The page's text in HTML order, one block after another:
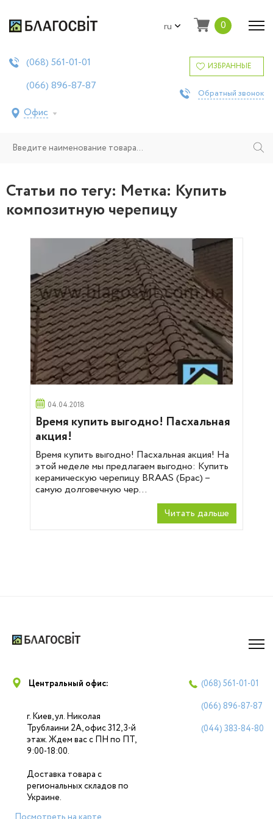
ru 0
(068) 561-01-01
(066) 896-87-87
Офис
ИЗБРАННЫЕ
Обратный звонок
Статьи по тегу: Метка: Купить
композитную черепицу
04.04.2018
Время купить выгодно! Пасхальная
акция!
Время купить выгодно! Пасхальная акция! На
этой неделе мы предлагаем выгодно: Купить
керамическую черепицу BRAAS (Брас) –
самую долговечную чер...
Читать дальше
Центральный офис:
г. Киев, ул. Николая
Трублаини 2А, офис 312, 3-й
этаж. Ждем вас с ПН по ПТ,
9:00-18:00.
Доставка товара с
региональных складов по
Украине.
(068) 561-01-01
(066) 896-87-87
(044) 383-84-80